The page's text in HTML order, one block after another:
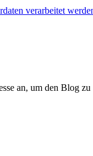
verarbeitet
an, um den Blog